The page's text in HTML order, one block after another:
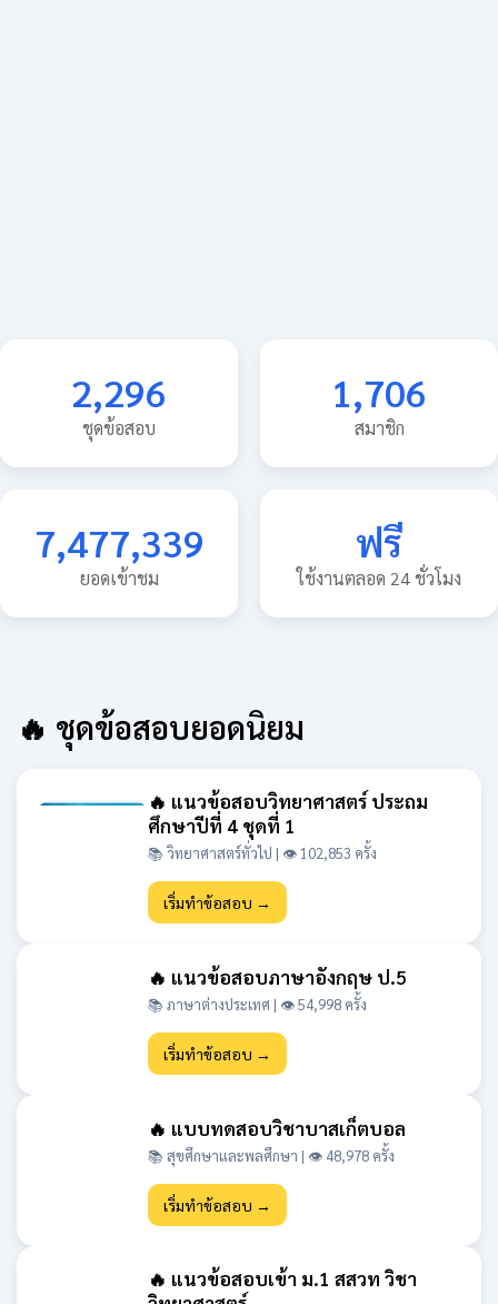
2,296
ชุดข้อสอบ
1,706
สมาชิก
7,477,339
ยอดเข้าชม
ฟรี
ใช้งานตลอด 24 ชั่วโมง
🔥 ชุดข้อสอบยอดนิยม
🔥 แนวข้อสอบวิทยาศาสตร์ ประถม
ศึกษาปีที่ 4 ชุดที่ 1
📚 วิทยาศาสตร์ทั่วไป | 👁 102,853 ครั้ง
เริ่มทำข้อสอบ →
🔥 แนวข้อสอบภาษาอังกฤษ ป.5
📚 ภาษาต่างประเทศ | 👁 54,998 ครั้ง
เริ่มทำข้อสอบ →
🔥 แบบทดสอบวิชาบาสเก็ตบอล
📚 สุขศึกษาและพลศึกษา | 👁 48,978 ครั้ง
เริ่มทำข้อสอบ →
🔥 แนวข้อสอบเข้า ม.1 สสวท วิชา